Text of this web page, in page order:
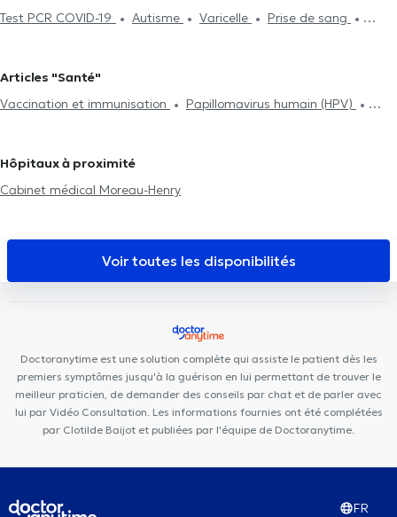
Test PCR COVID-19
Autisme Varicelle
Prise de sang
Examen d'assurance vie
Traitement des allergies
Séance de mésothérapie
Test
Traitement du diabète
Articles "Santé"
Vaccination et immunisation
Papillomavirus humain (HPV)
mésothérapie
Psychothérapie
Hôpitaux à proximité
Cabinet médical Moreau-Henry
Voir toutes les disponibilités
Doctoranytime est une solution complète qui assiste le patient dès les
premiers symptômes jusqu'à la guérison en lui permettant de trouver le
meilleur praticien, de demander des conseils par chat et de parler avec
lui par Vidéo Consultation. Les informations fournies ont été complétées
par Clotilde Baijot et publiées par l'équipe de Doctoranytime.
FR